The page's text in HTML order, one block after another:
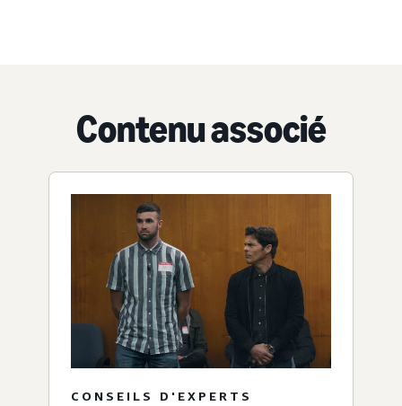
Contenu associé
CONSEILS D'EXPERTS